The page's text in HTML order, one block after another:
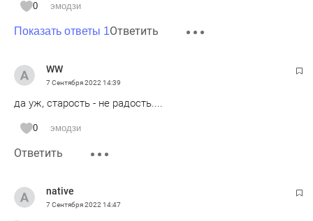
0 эмодзи
Показать ответы 1Ответить
WW
7 Сентября 202214:39
да уж, старость - не радость....
0 эмодзи
Ответить
native
7 Сентября 202214:47